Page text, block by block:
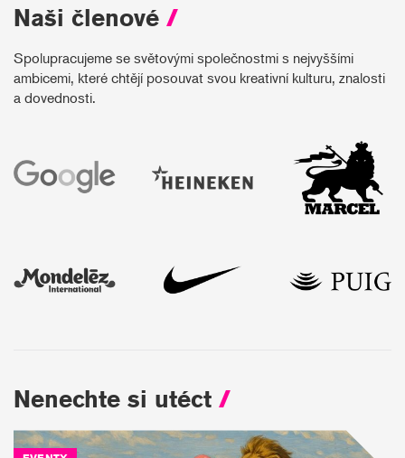
Naši členové /
Spolupracujeme se světovými společnostmi s nejvyššími
ambicemi, které chtějí posouvat svou kreativní kulturu, znalosti
a dovednosti.
Nenechte si utéct /